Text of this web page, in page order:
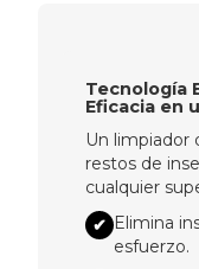
Tecnología
Eficacia en
Un limpiador
restos de
cualquier
✔ Elimina
esfuerzo.